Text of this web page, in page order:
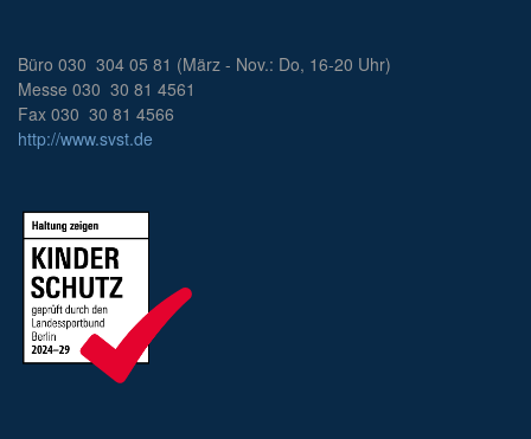
Büro 030 304 05 81 (März - Nov.: Do, 16-20 Uhr)
Messe 030 30 81 4561
Fax 030 30 81 4566
http://www.svst.de